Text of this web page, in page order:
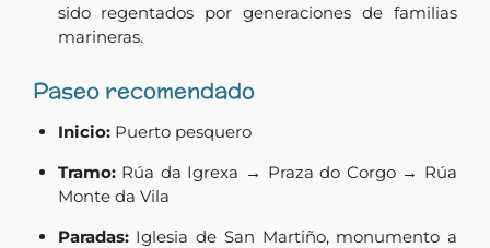
sido regentados por generaciones de familias
marineras.
Paseo recomendado
Inicio:Puerto pesquero
Tramo:Rúa da Igrexa → Praza do Corgo → Rúa
Monte da Vila
Paradas:Iglesia de San Martiño, monumento a